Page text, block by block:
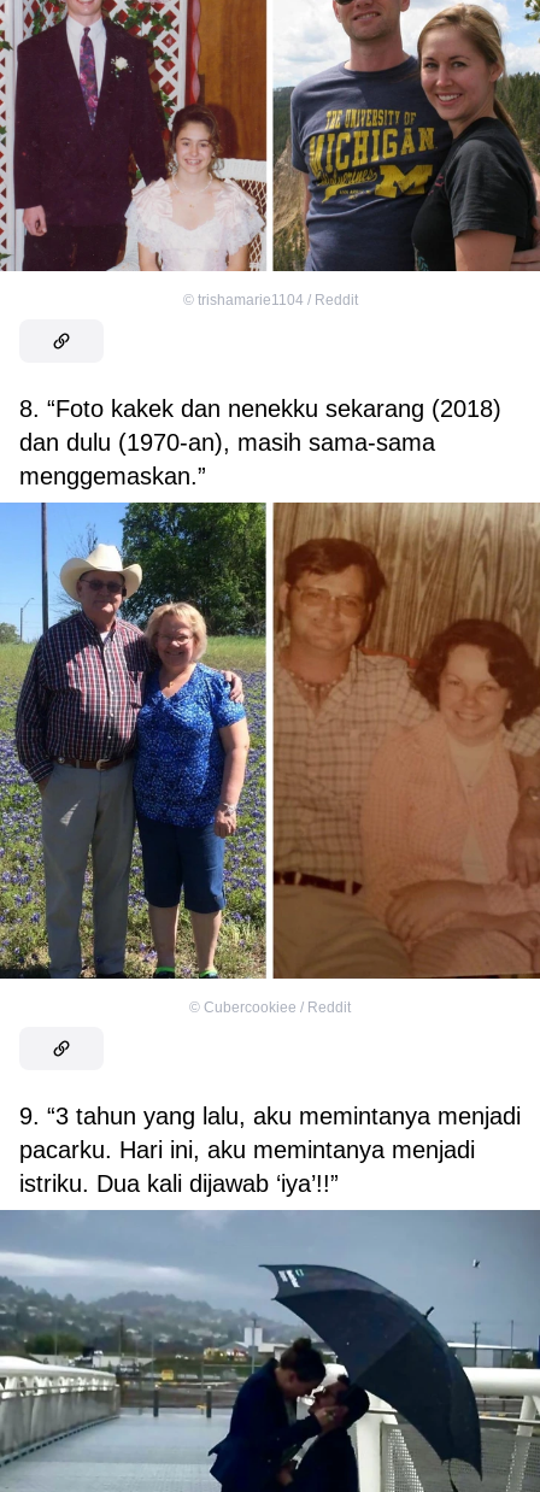
© trishamarie1104 / Reddit
8. “Foto kakek dan nenekku sekarang (2018)
dan dulu (1970-an), masih sama-sama
menggemaskan.”
© Cubercookiee / Reddit
9. “3 tahun yang lalu, aku memintanya menjadi
pacarku. Hari ini, aku memintanya menjadi
istriku. Dua kali dijawab ‘iya’!!”